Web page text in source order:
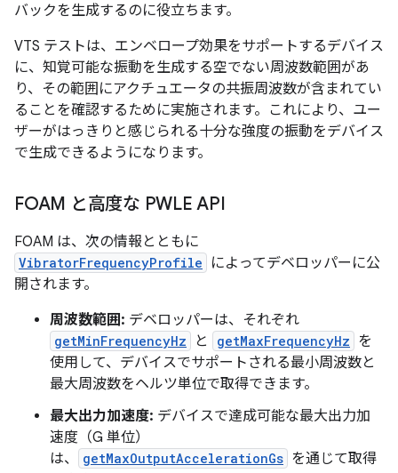
バックを生成するのに役立ちます。
VTS テストは、エンベロープ効果をサポートするデバイス
に、知覚可能な振動を生成する空でない周波数範囲があ
り、その範囲にアクチュエータの共振周波数が含まれてい
ることを確認するために実施されます。これにより、ユー
ザーがはっきりと感じられる十分な強度の振動をデバイス
で生成できるようになります。
FOAM と高度な PWLE API
FOAM は、次の情報とともに
VibratorFrequencyProfile
によってデベロッパーに公
開されます。
周波数範囲: デベロッパーは、それぞれ
getMinFrequencyHz と getMaxFrequencyHz を
使用して、デバイスでサポートされる最小周波数と
最大周波数をヘルツ単位で取得できます。
最大出力加速度: デバイスで達成可能な最大出力加
速度（G 単位）
は、
getMaxOutputAccelerationGs を通じて取得